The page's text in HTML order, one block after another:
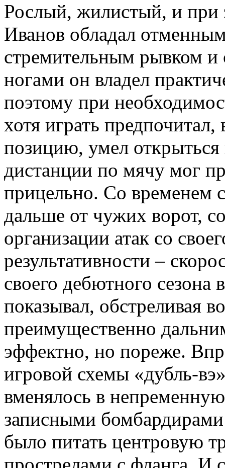
Рослый, жилистый, и при
Иванов обладал
стремительным рывком
ногами он владел
поэтому при
хотя играть
позицию, умел открыться
дистанции по мячу мог
прицельно. Со временем
дальше от чужих ворот,
организации атак со
результативности –
своего дебютного
показывал, обстреливая
преимущественно
эффектно, но пореже.
игровой схемы «дубль-
вменялось в
записными бомбардирами
было питать центровую